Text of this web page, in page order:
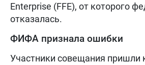
Enterprise (FFE), от которого
отказалась.
ФИФА признала ошибки
Участники совещания пришли